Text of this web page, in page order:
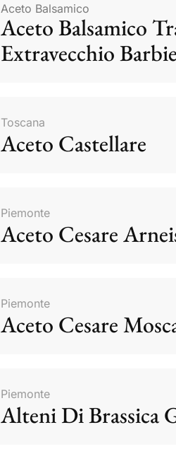
Aceto Balsamico
Aceto Balsamico
Extravecchio
Toscana
Aceto Castellare
Piemonte
Aceto Cesare
Piemonte
Aceto Cesare
Piemonte
Alteni Di Brassica